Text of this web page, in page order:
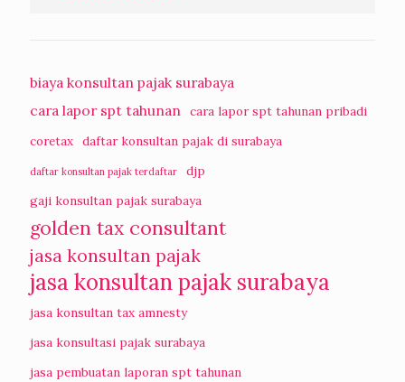
biaya konsultan pajak surabaya
cara lapor spt tahunan cara lapor spt tahunan pribadi
coretax daftar konsultan pajak di surabaya
daftar konsultan pajak terdaftar
djp
gaji konsultan pajak surabaya
golden tax consultant
jasa konsultan pajak
jasa konsultan pajak surabaya
jasa konsultan tax amnesty
jasa konsultasi pajak surabaya
jasa pembuatan laporan spt tahunan